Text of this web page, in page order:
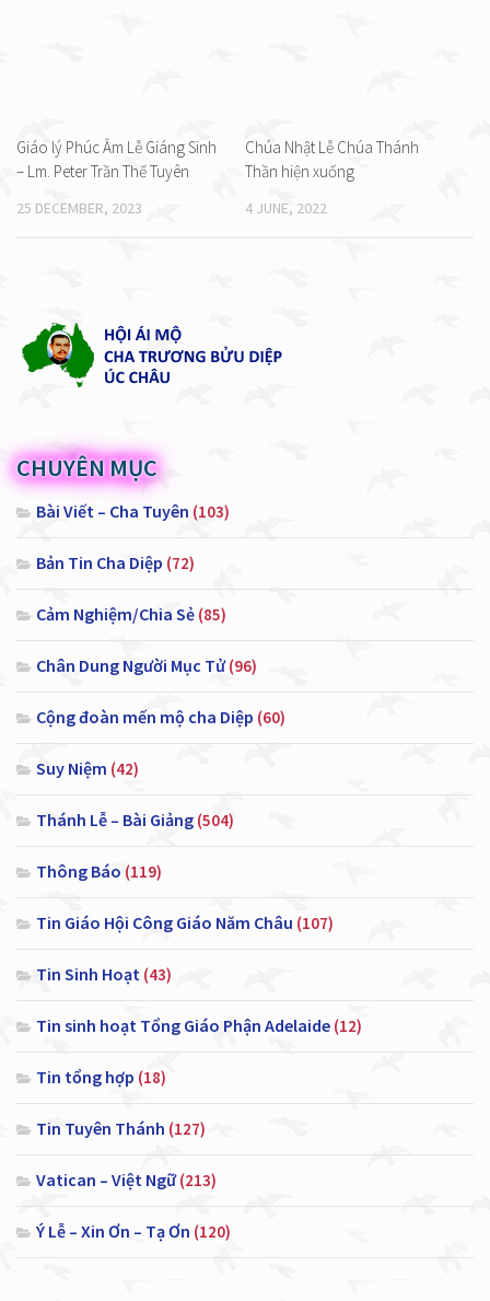
Giáo lý Phúc Âm Lễ Giáng Sinh
– Lm. Peter Trần Thế Tuyên
25 DECEMBER, 2023
Chúa Nhật Lễ Chúa Thánh
Thần hiện xuống
4 JUNE, 2022
CHUYÊN MỤC
Bài Viết – Cha Tuyên (103)
Bản Tin Cha Diệp (72)
Cảm Nghiệm/Chia Sẻ (85)
Chân Dung Người Mục Tử(96)
Cộng đoàn mến mộ cha Diệp (60)
Suy Niệm (42)
Thánh Lễ – Bài Giảng (504)
Thông Báo (119)
Tin Giáo Hội Công Giáo Năm Châu (107)
Tin Sinh Hoạt (43)
Tin sinh hoạt Tổng Giáo Phận Adelaide (12)
Tin tổng hợp (18)
Tin Tuyên Thánh (127)
Vatican – Việt Ngữ(213)
Ý Lễ – Xin Ơn – Tạ Ơn (120)